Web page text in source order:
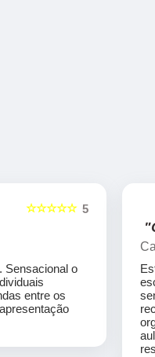
5
☆☆☆☆☆
Sensacional o
entre os